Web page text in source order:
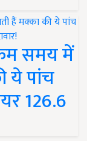
समय में
ये पांच
126.6